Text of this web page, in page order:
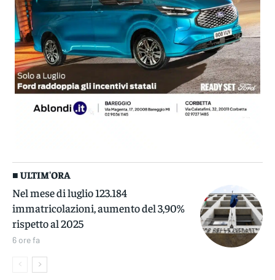
■ ULTIM'ORA
Nel mese di luglio 123.184
immatricolazioni, aumento del 3,90%
rispetto al 2025
6 ore fa